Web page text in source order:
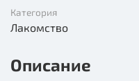
Категория
Лакомство
Описание